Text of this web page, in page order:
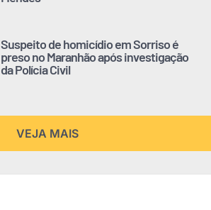
Suspeito de homicídio em Sorriso é
preso no Maranhão após investigação
da Polícia Civil
VEJA MAIS